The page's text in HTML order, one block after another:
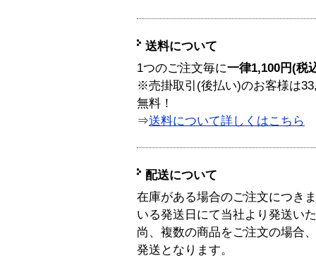
送料について
1つのご注文毎に一律1,100円(税
※売掛取引(後払い)のお客様は
無料！
⇒送料について詳しくはこちら
配送について
在庫がある場合のご注文につき
いる発送日にて当社より発送い
尚、複数の商品をご注文の場合
発送となります。